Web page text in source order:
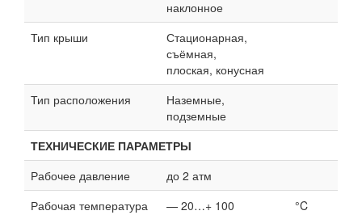
наклонное
Тип крыши
Стационарная,
съёмная,
плоская, конусная
Тип расположения
Наземные,
подземные
ТЕХНИЧЕСКИЕ ПАРАМЕТРЫ
Рабочее давление
до 2 атм
Рабочая температура
— 20…+ 100
°C